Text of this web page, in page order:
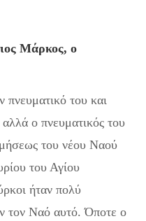
Μάρκος, ο
του και
ο πνευματικός του
του νέου Ναού
του Αγίου
ήταν πολύ
τον Ναό αυτό. Όποτε ο